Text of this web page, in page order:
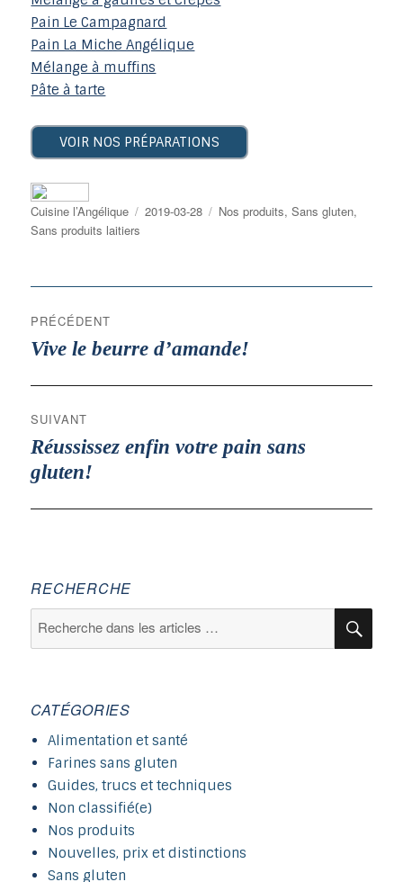
Pain Le Campagnard
Pain La Miche Angélique
Mélange à muffins
Pâte à tarte
VOIR NOS PRÉPARATIONS
Auteur
Cuisine l’Angélique
Publié
2019-03-28 Catégories
Nos produits,Sans gluten,
Sans produits laitiers
de
PRÉCÉDENT
Publication
Vive le beurre d’amande!
SUIVANT
Publication
suivante :
Réussissez enfin votre pain sans
gluten!
RECHERCHE
CATÉGORIES
Alimentation et santé
Farines sans gluten
Guides, trucs et techniques
Non classifié(e)
Nos produits
Nouvelles, prix et distinctions
Sans gluten